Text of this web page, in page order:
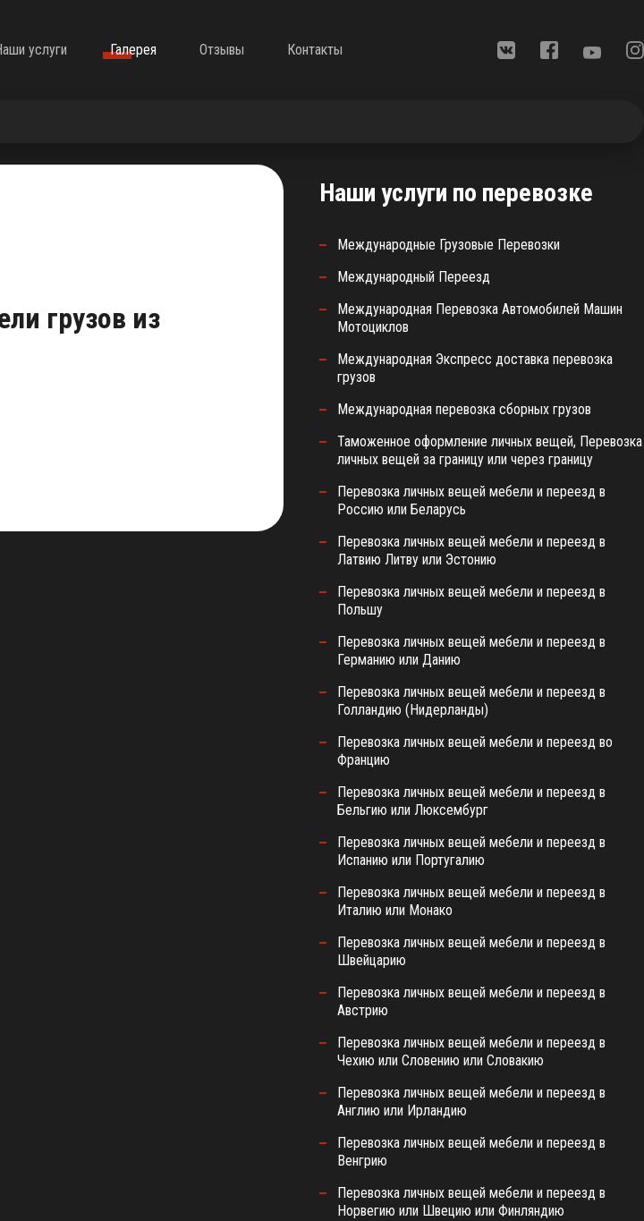
услуги Галерея Отзывы Контакты
грузов из
Наши услуги по перевозке
Международные Грузовые Перевозки
Международный Переезд
Международная Перевозка Автомобилей Машин
Мотоциклов
Международная Экспресс доставка перевозка
грузов
Международная перевозка сборных грузов
Таможенное оформление личных вещей, Перевозка
личных вещей за границу или через границу
Перевозка личных вещей мебели и переезд в
Россию или Беларусь
Перевозка личных вещей мебели и переезд в
Латвию Литву или Эстонию
Перевозка личных вещей мебели и переезд в
Польшу
Перевозка личных вещей мебели и переезд в
Германию или Данию
Перевозка личных вещей мебели и переезд в
Голландию (Нидерланды)
Перевозка личных вещей мебели и переезд во
Францию
Перевозка личных вещей мебели и переезд в
Бельгию или Люксембург
Перевозка личных вещей мебели и переезд в
Испанию или Португалию
Перевозка личных вещей мебели и переезд в
Италию или Монако
Перевозка личных вещей мебели и переезд в
Швейцарию
Перевозка личных вещей мебели и переезд в
Австрию
Перевозка личных вещей мебели и переезд в
Чехию или Словению или Словакию
Перевозка личных вещей мебели и переезд в
Англию или Ирландию
Перевозка личных вещей мебели и переезд в
Венгрию
Перевозка личных вещей мебели и переезд в
Норвегию или Швецию или Финляндию